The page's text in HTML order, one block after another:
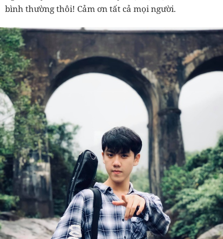
bình thường thôi! Cảm ơn tất cả mọi người.